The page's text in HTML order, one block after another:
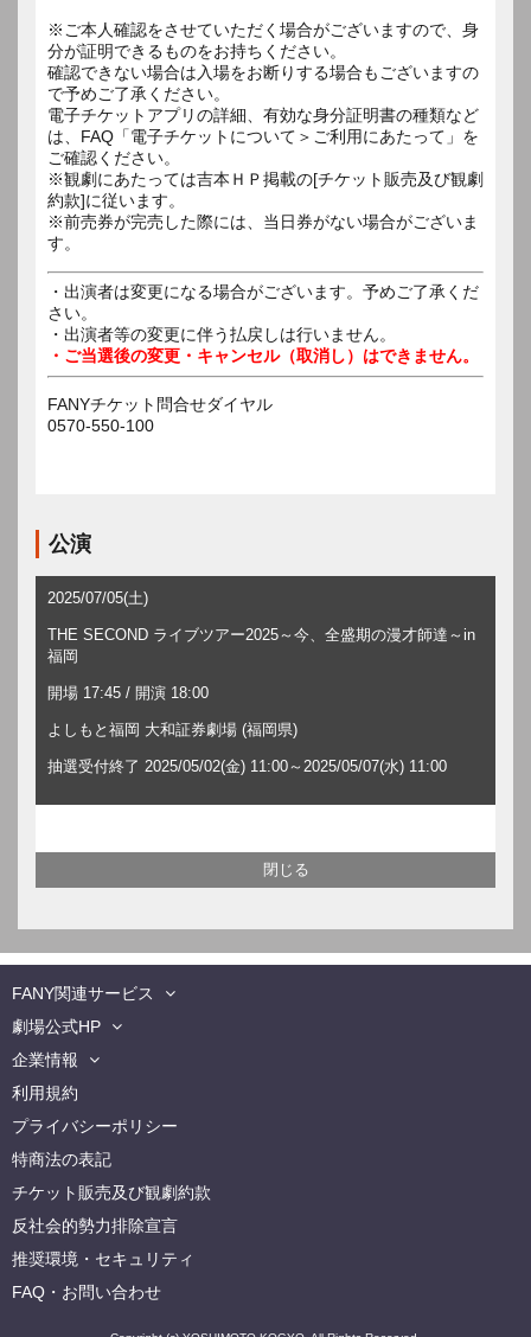
※ご本人確認をさせていただく場合がございますので、身
分が証明できるものをお持ちください。
確認できない場合は入場をお断りする場合もございますの
で予めご了承ください。
電子チケットアプリの詳細、有効な身分証明書の種類など
は、FAQ「電子チケットについて＞ご利用にあたって」を
ご確認ください。
※観劇にあたっては吉本ＨＰ掲載の[チケット販売及び観劇
約款]に従います。
※前売券が完売した際には、当日券がない場合がございま
す。
・出演者は変更になる場合がございます。予めご了承くだ
さい。
・出演者等の変更に伴う払戻しは行いません。
・ご当選後の変更・キャンセル（取消し）はできません。
FANYチケット問合せダイヤル
0570-550-100
公演
2025/07/05(土)
THE SECOND ライブツアー2025～今、全盛期の漫才師達～in
福岡
開場 17:45 / 開演 18:00
よしもと福岡 大和証券劇場 (福岡県)
抽選受付終了 2025/05/02(金) 11:00～2025/05/07(水) 11:00
FANY関連サービス
劇場公式HP
企業情報
利用規約
プライバシーポリシー
特商法の表記
チケット販売及び観劇約款
反社会的勢力排除宣言
推奨環境・セキュリティ
FAQ・お問い合わせ